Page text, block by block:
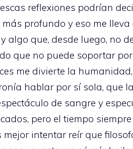
reflexiones podrían
profundo y eso me
que, desde luego, no
que no puede soportar
me divierte la
hablar por sí sola, que
de sangre y
pero el tiempo
intentar reír que